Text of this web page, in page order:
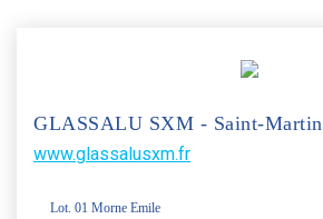
GLASSALU SXM - Saint-Martin
www.glassalusxm.fr
Lot. 01 Morne Emile